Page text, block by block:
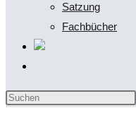
Satzung
Fachbücher
umschalten
Diese